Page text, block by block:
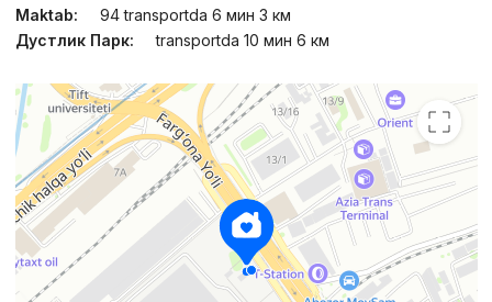
Maktab:
94 transportda 6 мин 3 км
Дустлик Парк:
transportda 10 мин 6 км